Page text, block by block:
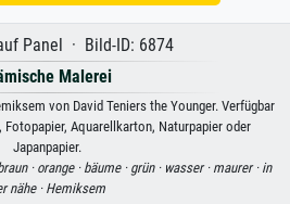
Panel · Bild-ID: 6874
Malerei
von David Teniers the Younger. Verfügbar
Fotopapier, Aquarellkarton, Naturpapier oder
Japanpapier.
·orange · bäume · grün · wasser · maurer · in
nähe · Hemiksem